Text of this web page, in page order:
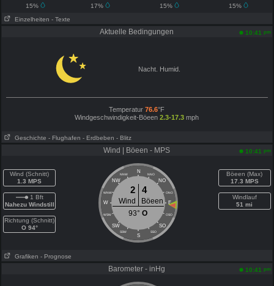
15%
17% 15%
15%
Einzelheiten - Texte
Aktuelle Bedingungen 10:41 pm
Nacht. Humid.
Temperatur76.6°F
Windgeschwindigkeit-Böeen 2.3-17.3 mph
Geschichte - Flughafen - Erdbeben - Blitz
Wind | Böeen - MPS 10:41 pm
Wind (Schnitt)
1.3 MPS
1 Bft
Nahezu Windstill
Richtung (Schnitt)
O 94°
N
NNW NNO
NW NO
WNW ONO
W E
WSW OSO
SW SO
SSW SSO
S
2 4
Wind
Böeen
93°O
Böeen (Max)
17.3 MPS
Windlauf
51 mi
Grafiken - Prognose
Barometer - inHg 10:41 pm